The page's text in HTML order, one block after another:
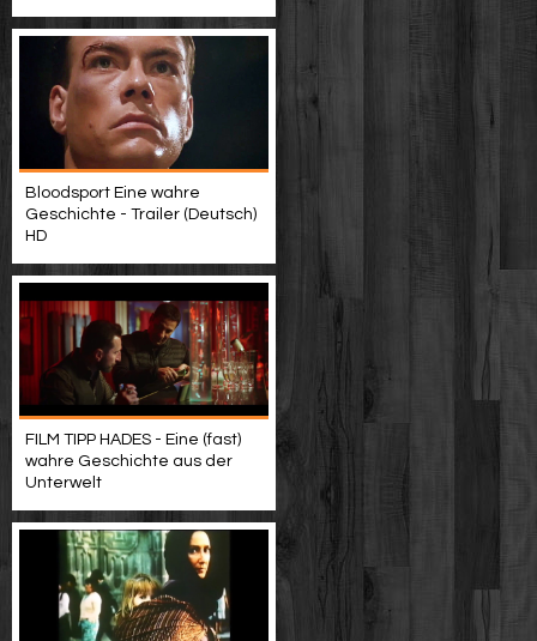
Bloodsport Eine wahre
Geschichte - Trailer (Deutsch)
HD
FILM TIPP HADES - Eine (fast)
wahre Geschichte aus der
Unterwelt